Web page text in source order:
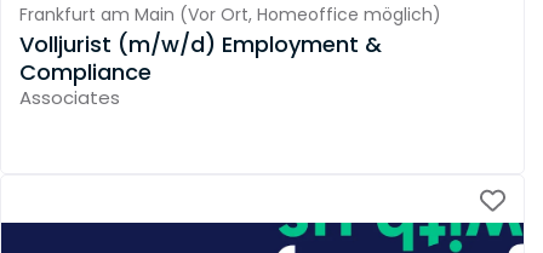
Frankfurt am Main (Vor Ort, Homeoffice möglich)
Volljurist (m/w/d) Employment &
Compliance
Associates